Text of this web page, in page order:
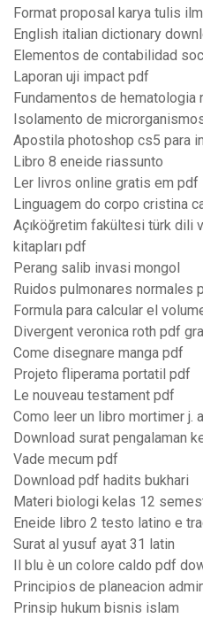
Format proposal karya tulis
English italian dictionary
Elementos de contabilidad
Laporan uji impact pdf
Fundamentos de
Isolamento de
Apostila photoshop cs5 para
Libro 8 eneide riassunto
Ler livros online gratis em pdf
Linguagem do corpo cristina
Açıköğretim fakültesi türk dili
kitapları pdf
Perang salib invasi mongol
Ruidos pulmonares normales
Formula para calcular el
Divergent veronica roth pdf
Come disegnare manga pdf
Projeto fliperama portatil pdf
Le nouveau testament pdf
Como leer un libro mortimer j.
Download surat pengalaman
Vade mecum pdf
Download pdf hadits bukhari
Materi biologi kelas 12
Eneide libro 2 testo latino e
Surat al yusuf ayat 31 latin
Il blu è un colore caldo pdf
Principios de planeacion
Prinsip hukum bisnis islam